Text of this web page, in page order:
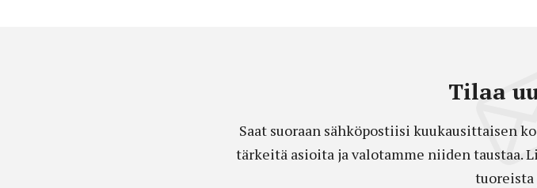
Tilaa
Saat suoraan sähköpostiisi kuukausittaisen
tärkeitä asioita ja valotamme niiden taustaa.